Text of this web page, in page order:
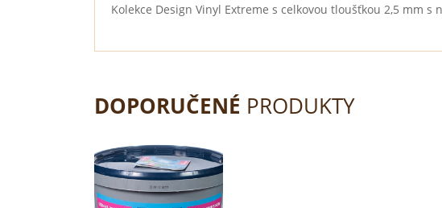
Kolekce Design Vinyl Extreme s celkovou tloušťkou 2,5 mm s
DOPORUČENÉ PRODUKTY